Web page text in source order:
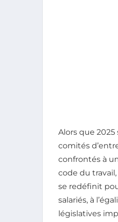
Alors que
comités
confrontés à
code du travail,
se redéfinit
salariés, à
législatives